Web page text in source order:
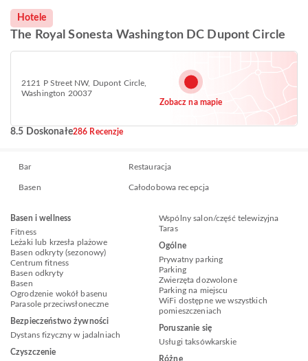
Hotele
The Royal Sonesta Washington DC Dupont Circle
2121 P Street NW, Dupont Circle,
Washington 20037
Zobacz na mapie
8.5 Doskonałe286 Recenzje
Bar Restauracja
Basen Całodobowa recepcja
Basen i wellness
Fitness
Leżaki lub krzesła plażowe
Basen odkryty (sezonowy)
Centrum fitness
Basen odkryty
Basen
Ogrodzenie wokół basenu
Parasole przeciwsłoneczne
Bezpieczeństwo żywności
Dystans fizyczny w jadalniach
Czyszczenie
Wspólny salon/część telewizyjna
Taras
Ogólne
Prywatny parking
Parking
Zwierzęta dozwolone
Parking na miejscu
WiFi dostępne we wszystkich
pomieszczeniach
Poruszanie się
Usługi taksówkarskie
Różne